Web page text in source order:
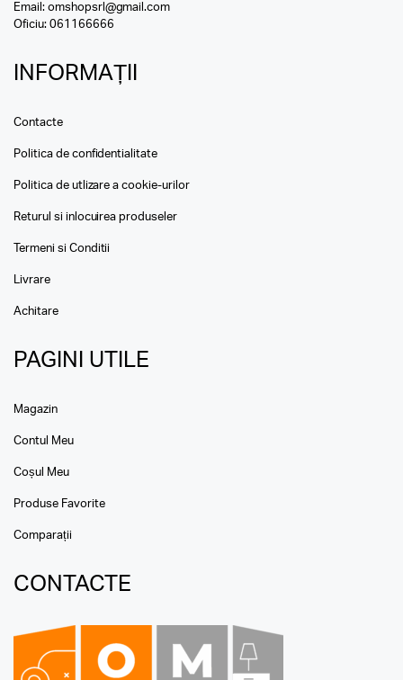
Email: omshopsrl@gmail.com
Oficiu: 061166666
INFORMAȚII
Contacte
Politica de confidentialitate
Politica de utlizare a cookie-urilor
Returul si inlocuirea produseler
Termeni si Conditii
Livrare
Achitare
PAGINI UTILE
Magazin
Contul Meu
Coșul Meu
Produse Favorite
Comparații
CONTACTE